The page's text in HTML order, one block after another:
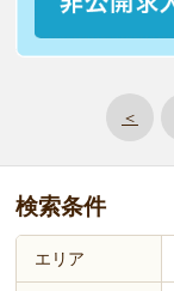
＜
検索条件
エリア